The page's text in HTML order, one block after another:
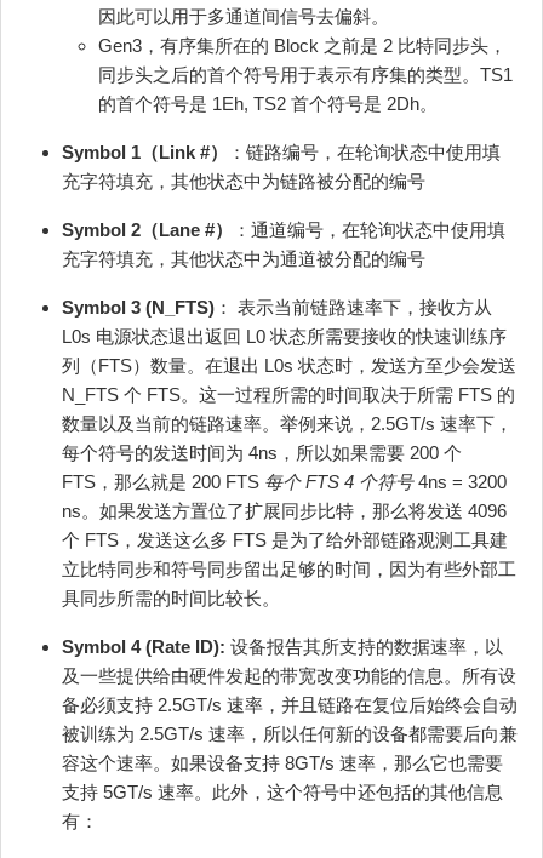
因此可以用于多通道间信号去偏斜。
Gen3，有序集所在的 Block 之前是 2 比特同步头，
同步头之后的首个符号用于表示有序集的类型。TS1
的首个符号是 1Eh, TS2 首个符号是 2Dh。
Symbol 1（Link #）
：链路编号，在轮询状态中使用填
充字符填充，其他状态中为链路被分配的编号
Symbol 2（Lane #）
：通道编号，在轮询状态中使用填
充字符填充，其他状态中为通道被分配的编号
Symbol 3 (N_FTS) ： 表示当前链路速率下，接收方从
L0s 电源状态退出返回 L0 状态所需要接收的快速训练序
列（FTS）数量。在退出 L0s 状态时，发送方至少会发送
N_FTS 个 FTS。这一过程所需的时间取决于所需 FTS 的
数量以及当前的链路速率。举例来说，2.5GT/s 速率下，
每个符号的发送时间为 4ns，所以如果需要 200 个
FTS，那么就是 200 FTS 每个 FTS 4 个符号4ns = 3200
ns。如果发送方置位了扩展同步比特，那么将发送 4096
个 FTS，发送这么多 FTS 是为了给外部链路观测工具建
立比特同步和符号同步留出足够的时间，因为有些外部工
具同步所需的时间比较长。
Symbol 4 (Rate ID): 设备报告其所支持的数据速率，以
及一些提供给由硬件发起的带宽改变功能的信息。所有设
备必须支持 2.5GT/s 速率，并且链路在复位后始终会自动
被训练为 2.5GT/s 速率，所以任何新的设备都需要后向兼
容这个速率。如果设备支持 8GT/s 速率，那么它也需要
支持 5GT/s 速率。此外，这个符号中还包括的其他信息
有：